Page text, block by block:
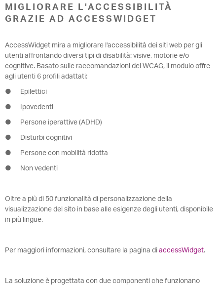
MIGLIORARE L'ACCESSIBILITÀ
GRAZIE AD ACCESSWIDGET
AccessWidget mira a migliorare l'accessibilità dei siti web per gli
utenti affrontando diversi tipi di disabilità: visive, motorie e/o
cognitive. Basato sulle raccomandazioni del WCAG, il modulo offre
agli utenti 6 profili adattati:
● Epilettici
● Ipovedenti
● Persone iperattive (ADHD)
● Disturbi cognitivi
● Persone con mobilità ridotta
● Non vedenti
Oltre a più di 50 funzionalità di personalizzazione della
visualizzazione del sito in base alle esigenze degli utenti, disponibile
in più lingue.
Per maggiori informazioni, consultare la pagina di accessWidget.
La soluzione è progettata con due componenti che funzionano